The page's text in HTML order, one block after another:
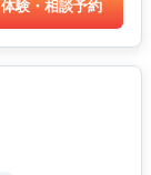
体験・相談予約